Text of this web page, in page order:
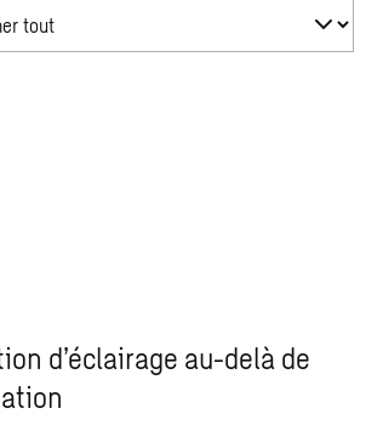
d’éclairage au-delà de